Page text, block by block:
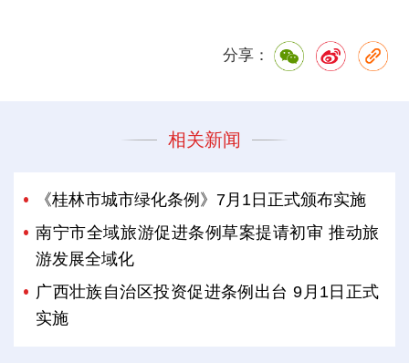
分享：
相关新闻
《桂林市城市绿化条例》7月1日正式颁布实施
南宁市全域旅游促进条例草案提请初审 推动旅
游发展全域化
广西壮族自治区投资促进条例出台 9月1日正式
实施